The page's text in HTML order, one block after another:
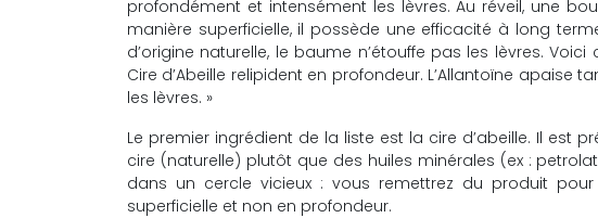
profondément et intensément les lèvres. Au réveil, une
manière superficielle, il possède une efficacité à long
d’origine naturelle, le baume n’étouffe pas les lèvres.
Cire d’Abeille relipident en profondeur. L’Allantoïne apaise
les lèvres. »
Le premier ingrédient de la liste est la cire d’abeille. Il est
cire (naturelle) plutôt que des huiles minérales (ex :
dans un cercle vicieux : vous remettrez du produit
superficielle et non en profondeur.